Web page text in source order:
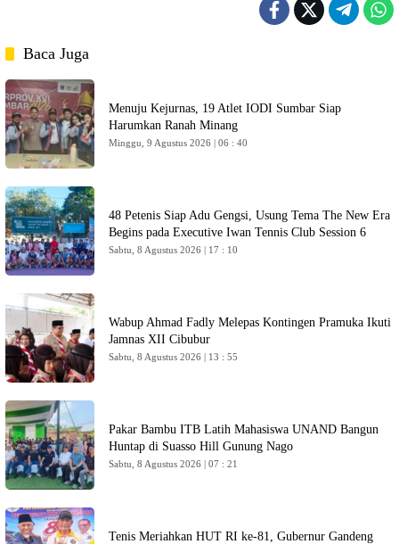
Baca Juga
Menuju Kejurnas, 19 Atlet IODI Sumbar Siap
Harumkan Ranah Minang
Minggu, 9 Agustus 2026 | 06 : 40
48 Petenis Siap Adu Gengsi, Usung Tema The New Era
Begins pada Executive Iwan Tennis Club Session 6
Sabtu, 8 Agustus 2026 | 17 : 10
Wabup Ahmad Fadly Melepas Kontingen Pramuka Ikuti
Jamnas XII Cibubur
Sabtu, 8 Agustus 2026 | 13 : 55
Pakar Bambu ITB Latih Mahasiswa UNAND Bangun
Huntap di Suasso Hill Gunung Nago
Sabtu, 8 Agustus 2026 | 07 : 21
Tenis Meriahkan HUT RI ke-81, Gubernur Gandeng